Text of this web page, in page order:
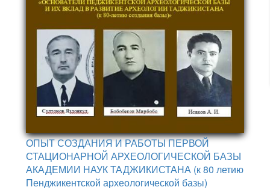
ОПЫТ СОЗДАНИЯ И РАБОТЫ ПЕРВОЙ
СТАЦИОНАРНОЙ АРХЕОЛОГИЧЕСКОЙ БАЗЫ
АКАДЕМИИ НАУК ТАДЖИКИСТАНА (к 80 летию
Пенджикентской археологической базы)